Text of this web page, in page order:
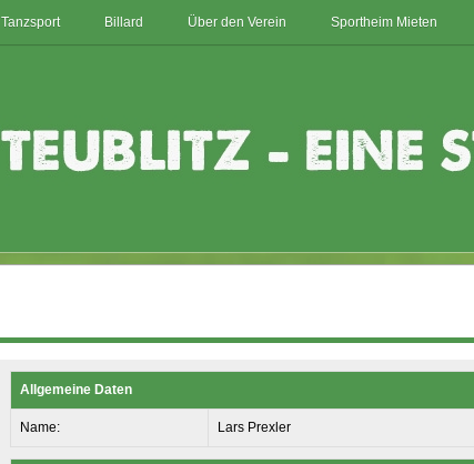
Tanzsport Billard Über den Verein Sportheim Mieten
Allgemeine Daten
Name: Lars Prexler